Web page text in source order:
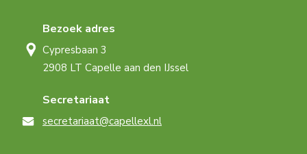
Bezoek adres
Cypresbaan 3
2908 LT Capelle aan den IJssel
Secretariaat
secretariaat@capellexl.nl